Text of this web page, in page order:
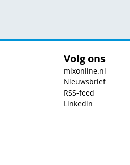
Volg ons
mixonline.nl
Nieuwsbrief
RSS-feed
Linkedin